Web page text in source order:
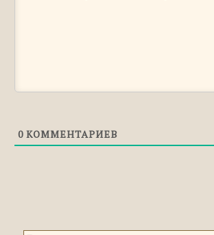
0 КОММЕНТАРИЕВ